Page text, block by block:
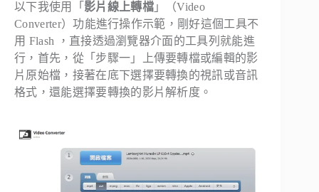
以下我使用「 影片線上轉檔」（Video
Converter）功能進行操作示範，剛好這個工具不
用 Flash ，直接透過瀏覽器介面的工具列就能進
行，首先，從「步驟一」上傳要轉檔或編輯的影
片原始檔，接著在底下選擇要轉換的視訊或音訊
格式，還能選擇要轉換的影片解析度。